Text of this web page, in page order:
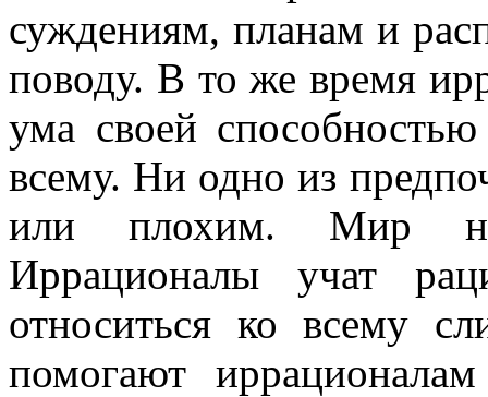
суждениям, планам и
поводу. В то же время
ума своей
всему. Ни одно из
или плохим. Мир
Иррационалы учат
относиться ко всему
помогают